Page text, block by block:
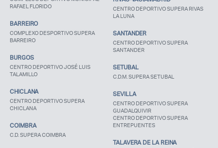
RAFAEL FLORIDO
BARREIRO
COMPLEXO DESPORTIVO SUPERA
BARREIRO
BURGOS
CENTRO DEPORTIVO JOSÉ LUIS
TALAMILLO
CHICLANA
CENTRO DEPORTIVO SUPERA
CHICLANA
COIMBRA
C.D. SUPERA COIMBRA
CENTRO DEPORTIVO SUPERA RIVAS
LA LUNA
SANTANDER
CENTRO DEPORTIVO SUPERA
SANTANDER
SETUBAL
C.D.M. SUPERA SETUBAL
SEVILLA
CENTRO DEPORTIVO SUPERA
GUADALQUIVIR
CENTRO DEPORTIVO SUPERA
ENTREPUENTES
TALAVERA DE LA REINA